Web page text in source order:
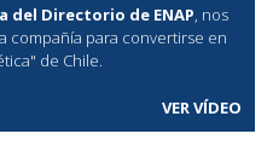
Directorio de ENAP, nos
compañía para convertirse en
de Chile.
VER VÍDEO